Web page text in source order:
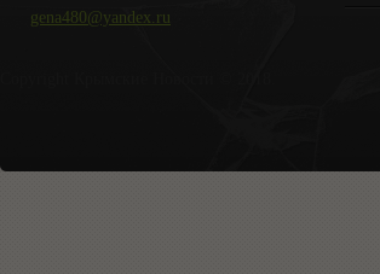
gena480@yandex.ru